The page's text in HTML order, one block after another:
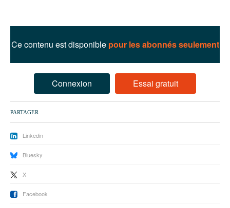
Ce contenu est disponible pour les abonnés seulement
Connexion Essai gratuit
PARTAGER
Linkedin
Bluesky
X
Facebook